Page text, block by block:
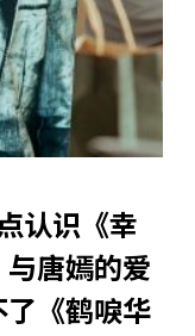
认识《幸
唐嫣的爱
《鹤唳华